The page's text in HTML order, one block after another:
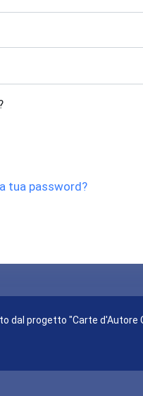
tua password?
dal progetto "Carte d'Autore